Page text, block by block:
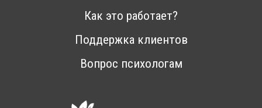
Как это работает?
Поддержка клиентов
Вопрос психологам